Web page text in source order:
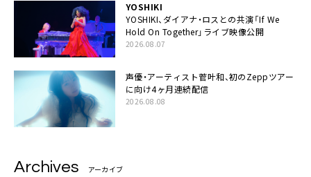
YOSHIKI
YOSHIKI、ダイアナ・ロスとの共演「If We
Hold On Together」ライブ映像公開
2026.08.07
声優・アーティスト菅叶和、初のZeppツアー
に向け4ヶ月連続配信
2026.08.08
Archives アーカイブ